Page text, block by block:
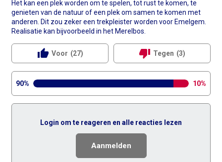
Het kan een plek worden om te spelen, tot rust te komen, te
genieten van de natuur of een plek om samen te komen met
anderen. Dit zou zeker een trekpleister worden voor Emelgem.
Realisatie kan bijvoorbeeld in het Merelbos.
thumb_up Voor (27) thumb_down Tegen (3)
90% 10%
Login om te reageren en alle reacties lezen
Aanmelden